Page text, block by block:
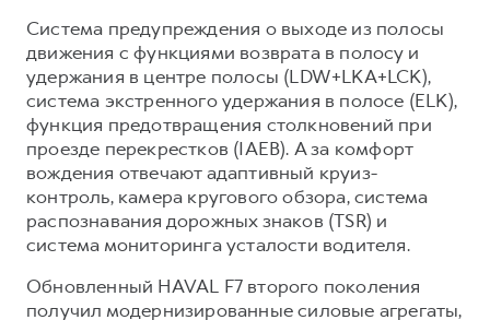
Система предупреждения о выходе из полосы
движения с функциями возврата в полосу и
удержания в центре полосы (LDW+LKA+LCK),
система экстренного удержания в полосе (ELK),
функция предотвращения столкновений при
проезде перекрестков (IAEB). А за комфорт
вождения отвечают адаптивный круиз-
контроль, камера кругового обзора, система
распознавания дорожных знаков (TSR) и
система мониторинга усталости водителя.
Обновленный HAVAL F7 второго поколения
получил модернизированные силовые агрегаты,